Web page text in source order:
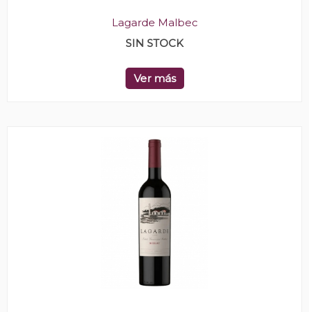
Lagarde Malbec
SIN STOCK
Ver más